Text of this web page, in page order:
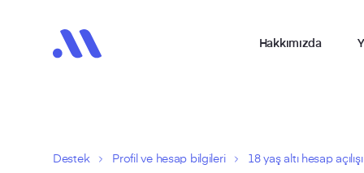
Hakkımızda
Destek Profil ve hesap bilgileri 18 yaş altı hesap açılışı